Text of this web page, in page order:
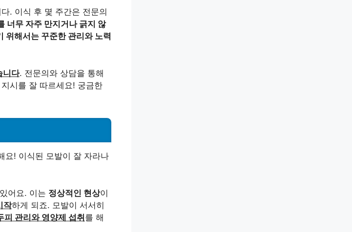
. 이식 후 몇 주간은 전문의
너무 자주 만지거나 긁지 않
위해서는 꾸준한 관리와 노력
니다. 전문의와 상담을 통해
시를 잘 따르세요! 궁금한
요! 이식된 모발이 잘 자라나
어요. 이는 정상적인 현상이
작하게 되죠. 모발이 서서히
피 관리와 영양제 섭취를 해